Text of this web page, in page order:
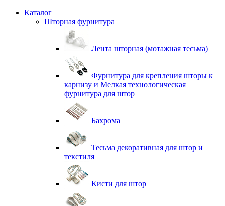
Каталог
Шторная фурнитура
Лента шторная (мотажная тесьма)
Фурнитура для крепления шторы к
карнизу и Мелкая технологическая
фурнитура для штор
Бахрома
Тесьма декоративная для штор и
текстиля
Кисти для штор